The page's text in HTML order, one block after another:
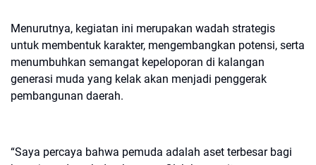
Menurutnya, kegiatan ini merupakan wadah strategis
untuk membentuk karakter, mengembangkan potensi, serta
menumbuhkan semangat kepeloporan di kalangan
generasi muda yang kelak akan menjadi penggerak
pembangunan daerah.
“Saya percaya bahwa pemuda adalah aset terbesar bagi